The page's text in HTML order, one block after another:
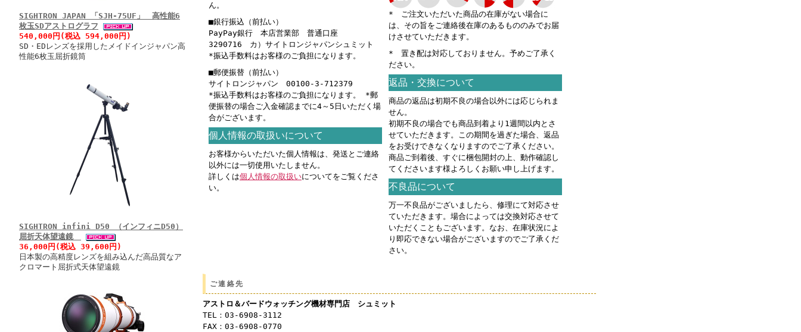
SIGHTRON JAPAN 「SJH-75UF」 高性能6
枚玉SDアストログラフ
540,000円(税込 594,000円)
SD・EDレンズを採用したメイドインジャパン高
性能6枚玉屈折鏡筒
SIGHTRON infini D50 （インフィニD50）
屈折天体望遠鏡
36,000円(税込 39,600円)
日本製の高精度レンズを組み込んだ高品質なア
クロマート屈折式天体望遠鏡
ん。
■銀行振込（前払い）
PayPay銀行 本店営業部 普通口座
3290716 カ）サイトロンジャパンシュミット
*振込手数料はお客様のご負担になります。
■郵便振替（前払い）
サイトロンジャパン 00100-3-712379
*振込手数料はお客様のご負担になります。 *郵
便振替の場合ご入金確認までに4～5日いただく場
合がございます。
個人情報の取扱いについて
お客様からいただいた個人情報は、発送とご連絡
以外には一切使用いたしません。
詳しくは個人情報の取扱いについてをご覧くださ
い。
* ご注文いただいた商品の在庫がない場合に
は、その旨をご連絡後在庫のあるもののみでお届
けさせていただきます。
* 置き配は対応しておりません。予めご了承く
ださい。
返品・交換について
商品の返品は初期不良の場合以外には応じられま
せん。
初期不良の場合でも商品到着より1週間以内とさ
せていただきます。この期間を過ぎた場合、返品
をお受けできなくなりますのでご了承ください。
商品ご到着後、すぐに梱包開封の上、動作確認し
てくださいます様よろしくお願い申し上げます。
不良品について
万一不良品がございましたら、修理にて対応させ
ていただきます。場合によっては交換対応させて
いただくこともございます。なお、在庫状況によ
り即応できない場合がございますのでご了承くだ
さい。
ご連絡先
アストロ＆バードウォッチング機材専門店 シュミット
TEL：03-6908-3112
FAX：03-6908-0770